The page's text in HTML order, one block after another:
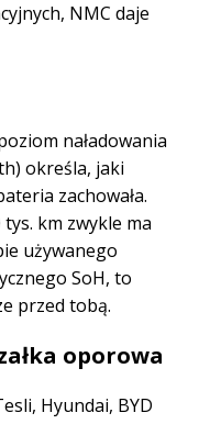
NMC daje
naładowania
określa, jaki
zachowała.
km zwykle ma
używanego
SoH, to
przed tobą.
oporowa
Hyundai, BYD